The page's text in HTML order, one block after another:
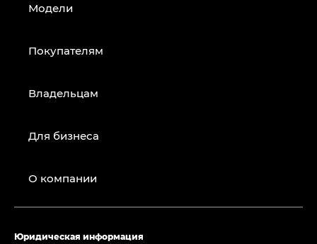
Модели
Покупателям
Владельцам
Для бизнеса
О компании
Юридическая информация